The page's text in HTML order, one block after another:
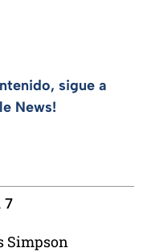
sigue a
News!
7
Simpson